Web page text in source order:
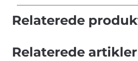
Relaterede
Relaterede artikler